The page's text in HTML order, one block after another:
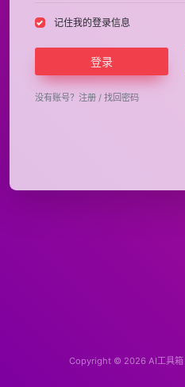
记住我的登录信息
登录
没有账号？ 注册 / 找回密码
Copyright © 2026 AI工具箱